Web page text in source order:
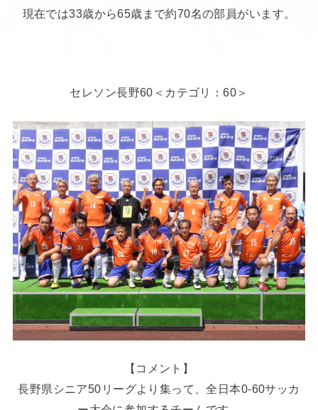
現在では33歳から65歳まで約70名の部員がいます。
セレソン長野60＜カテゴリ：60＞
【コメント】
長野県シニア50リーグより集って、全日本0-60サッカ